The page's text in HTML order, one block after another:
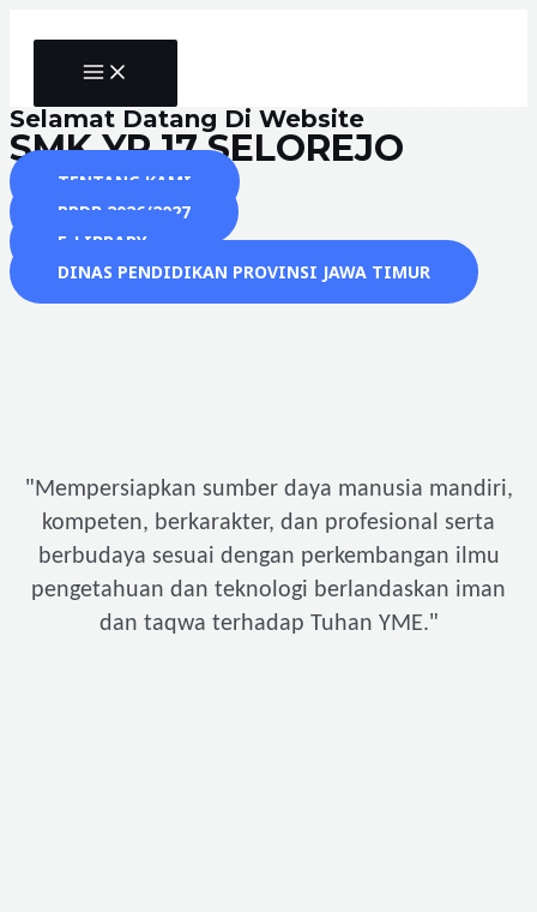
MAIN
MENU
Selamat Datang Di Website
SMK YP 17 SELOREJO
TENTANG KAMI
PPDB 2026/2027
E-LIBRARY
DINAS PENDIDIKAN PROVINSI JAWA TIMUR
"Mempersiapkan sumber daya manusia mandiri,
kompeten, berkarakter, dan profesional serta
berbudaya sesuai dengan perkembangan ilmu
pengetahuan dan teknologi berlandaskan iman
dan taqwa terhadap Tuhan YME."